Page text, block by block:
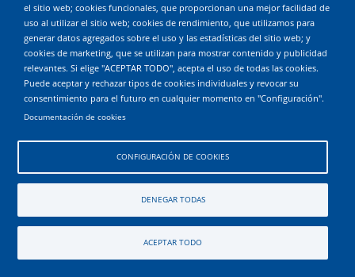
el sitio web; cookies funcionales, que proporcionan una mejor facilidad de
uso al utilizar el sitio web; cookies de rendimiento, que utilizamos para
generar datos agregados sobre el uso y las estadísticas del sitio web; y
cookies de marketing, que se utilizan para mostrar contenido y publicidad
relevantes. Si elige "ACEPTAR TODO", acepta el uso de todas las cookies.
Puede aceptar y rechazar tipos de cookies individuales y revocar su
consentimiento para el futuro en cualquier momento en "Configuración".
Documentación de cookies
CONFIGURACIÓN DE COOKIES
DENEGAR TODAS
ACEPTAR TODO